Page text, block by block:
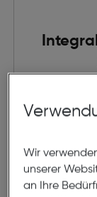
Beratung
Wir
unserer
an Ihre